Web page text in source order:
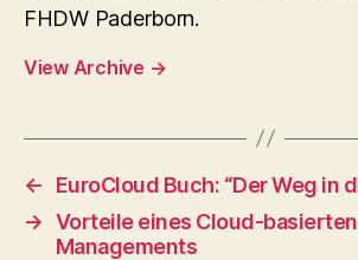
FHDW Paderborn.
View Archive →
←
EuroCloud Buch: “Der Weg in
→ Vorteile eines Cloud-
Managements